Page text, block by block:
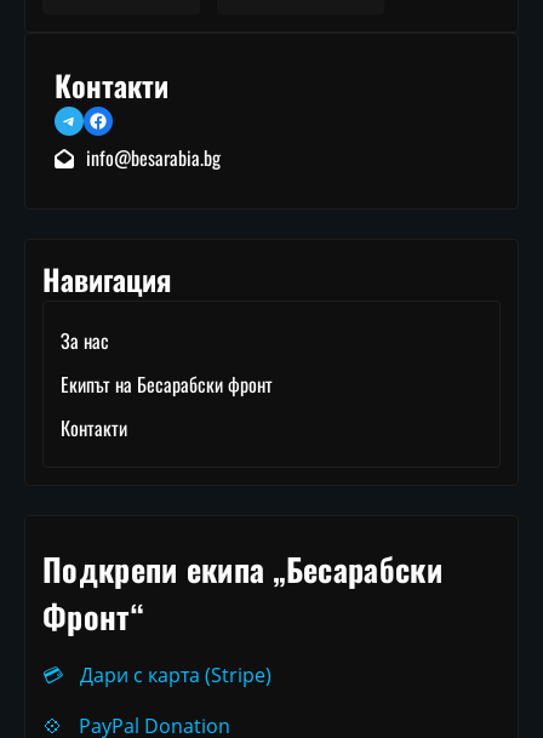
Контакти
TelegramFacebook
info@besarabia.bg
Навигация
За нас
Екипът на Бесарабски фронт
Контакти
Подкрепи екипа „Бесарабски
Фронт“
💳
Дари с карта (Stripe)
💠
PayPal Donation